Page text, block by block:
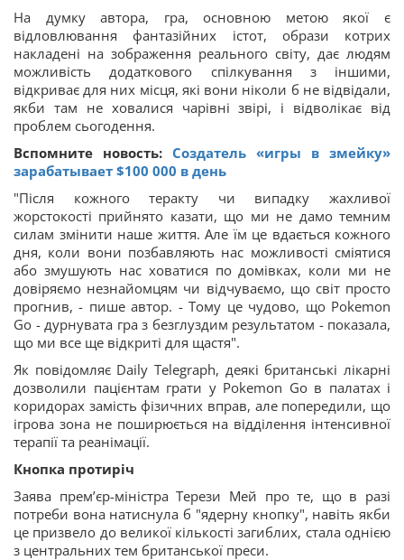
На думку автора, гра, основною метою якої є
відловлювання фантазійних істот, образи котрих
накладені на зображення реального світу, дає людям
можливість додаткового спілкування з іншими,
відкриває для них місця, які вони ніколи б не відвідали,
якби там не ховалися чарівні звірі, і відволікає від
проблем сьогодення.
Вспомните новость: Создатель «игры в змейку»
зарабатывает $100 000 в день
"Після кожного теракту чи випадку жахливої
жорстокості прийнято казати, що ми не дамо темним
силам змінити наше життя. Але їм це вдається кожного
дня, коли вони позбавляють нас можливості сміятися
або змушують нас ховатися по домівках, коли ми не
довіряємо незнайомцям чи відчуваємо, що світ просто
прогнив, - пише автор. - Тому це чудово, що Pokemon
Go - дурнувата гра з безглуздим результатом - показала,
що ми все ще відкриті для щастя".
Як повідомляє Daily Telegraph, деякі британські лікарні
дозволили пацієнтам грати у Pokemon Go в палатах і
коридорах замість фізичних вправ, але попередили, що
ігрова зона не поширюється на відділення інтенсивної
терапії та реанімації.
Кнопка протиріч
Заява прем’єр-міністра Терези Мей про те, що в разі
потреби вона натиснула б "ядерну кнопку", навіть якби
це призвело до великої кількості загиблих, стала однією
з центральних тем британської преси.